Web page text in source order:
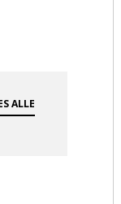
ALLE